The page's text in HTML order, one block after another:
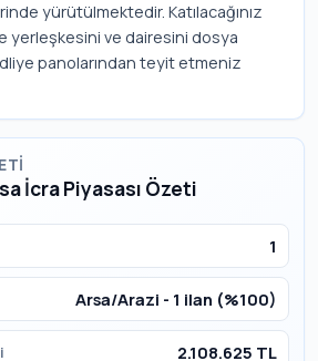
yürütülmektedir. Katılacağınız
yerleşkesini ve dairesini dosya
panolarından teyit etmeniz
İcra Piyasası Özeti
1
Arsa/Arazi - 1 ilan (%100)
2.108.625 TL